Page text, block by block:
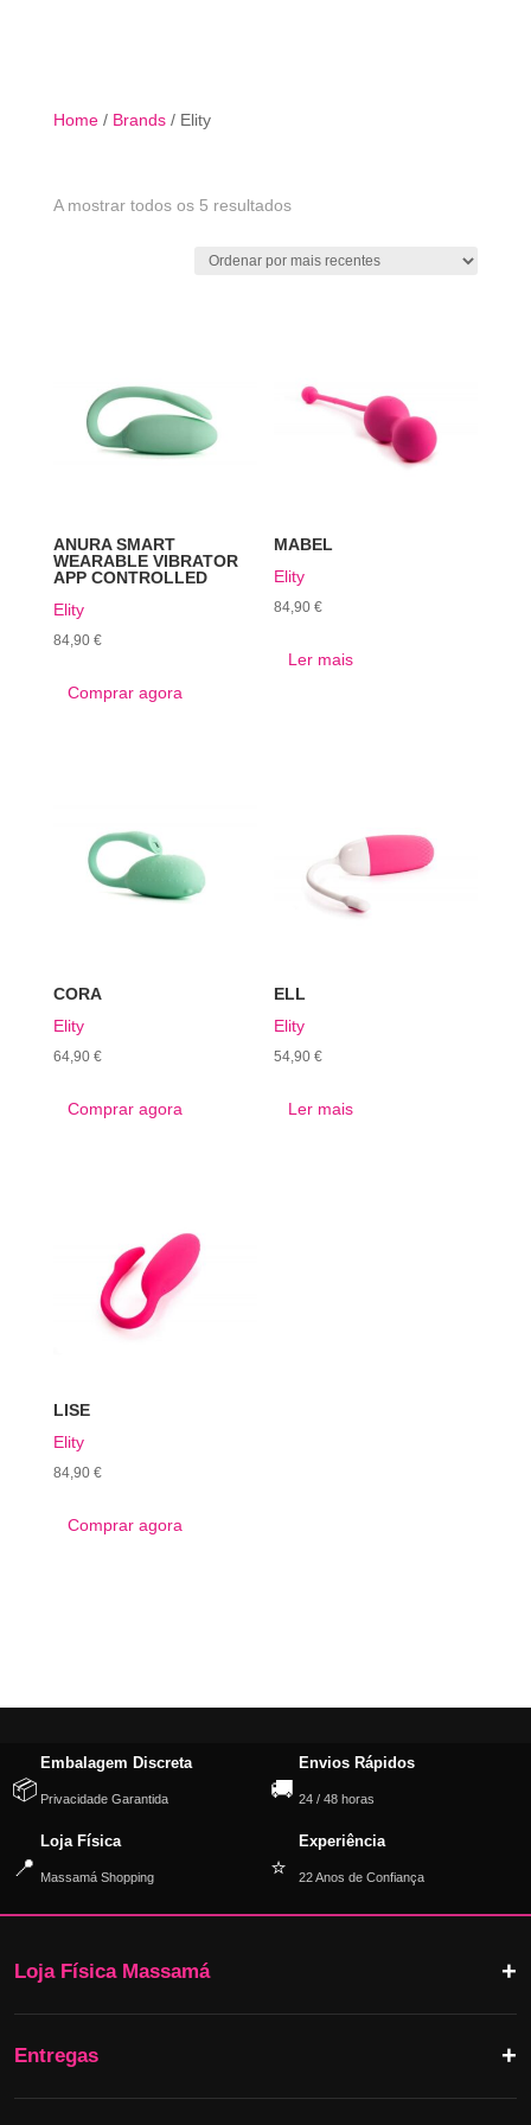
Home/ Brands/ Elity
A mostrar todos os 5 resultadosOrdenado
por
ANURA SMART
WEARABLE VIBRATOR
APP CONTROLLED
Elity
84,90 €
Comprar agora
MABEL
Elity
84,90€
Ler mais
CORA
Elity
64,90 €
Comprar agora
ELL
Elity
54,90€
Ler mais
LISE
Elity
84,90 €
Comprar agora
📦
Embalagem Discreta
Privacidade Garantida 🚚
Envios Rápidos
24 / 48 horas
📍
Loja Física
Massamá Shopping ⭐
Experiência
22 Anos de Confiança
Loja Física Massamá
Entregas